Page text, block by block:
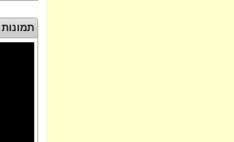
תמונות